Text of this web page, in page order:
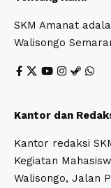
SKM Amanat
Walisongo
Kantor dan
Kantor redaksi
Kegiatan
Walisongo, Jalan